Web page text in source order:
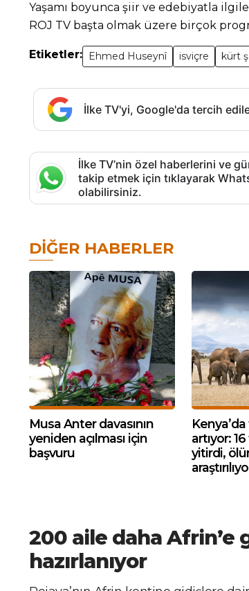
Yaşamı boyunca şiir ve edebiyatla
ROJ TV başta olmak üzere birçok
Etiketler: Ehmed Huseynî isviçre kürt
İlke TV'yi, Google'da tercih
İlke TV’nin özel haberlerini ve
takip etmek için tıklayarak
olabilirsiniz.
DIĞER HABERLER
Musa Anter davasının
yeniden açılması için
başvuru
artıyor:
yitirdi,
200 aile daha Afrin’e
hazırlanıyor